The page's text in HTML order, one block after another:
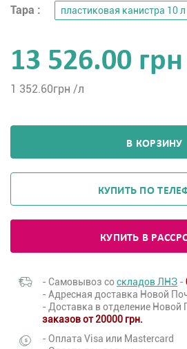
Тара : пластиковая канистра 10 л
13 526.00 грн
1 352.60грн /л
В КОРЗИНУ
КУПИТЬ ПО
КУПИТЬ В
- Самовывоз соскладов ЛНЗ -
- Адресная доставка Новой
- Доставка в отделение Новой
заказов от 20000 грн.
- Оплата Visa или Mastercard